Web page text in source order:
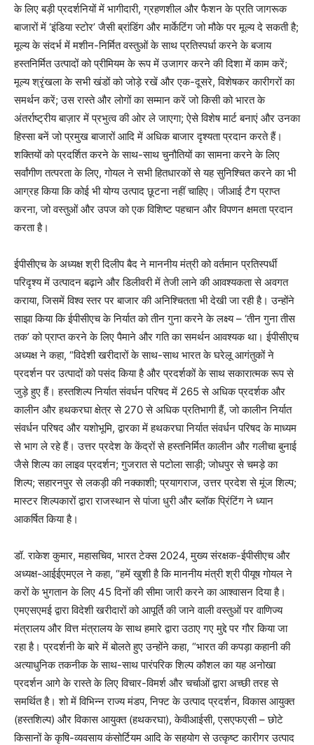
के लिए बड़ी प्रदर्शनियों में भागीदारी, ग्रहणशील और फैशन के प्रति जागरूक
बाजारों में ‘इंडिया स्टोर’ जैसी ब्रांडिंग और मार्केटिंग जो मौके पर मूल्य दे सकती है;
मूल्य के संदर्भ में मशीन-निर्मित वस्तुओं के साथ प्रतिस्पर्धा करने के बजाय
हस्तनिर्मित उत्पादों को प्रीमियम के रूप में उजागर करने की दिशा में काम करें;
मूल्य श्रृंखला के सभी खंडों को जोड़े रखें और एक-दूसरे, विशेषकर कारीगरों का
समर्थन करें; उस रास्ते और लोगों का सम्मान करें जो किसी को भारत के
अंतर्राष्ट्रीय बाज़ार में प्रभुत्व की ओर ले जाएगा; ऐसे विशेष मार्ट बनाएं और उनका
हिस्सा बनें जो प्रमुख बाजारों आदि में अधिक बाजार दृश्यता प्रदान करते हैं।
शक्तियों को प्रदर्शित करने के साथ-साथ चुनौतियों का सामना करने के लिए
सर्वांगीण तत्परता के लिए, गोयल ने सभी हितधारकों से यह सुनिश्चित करने का भी
आग्रह किया कि कोई भी योग्य उत्पाद छूटना नहीं चाहिए। जीआई टैग प्राप्त
करना, जो वस्तुओं और उपज को एक विशिष्ट पहचान और विपणन क्षमता प्रदान
करता है।
ईपीसीएच के अध्यक्ष श्री दिलीप बैद ने माननीय मंत्री को वर्तमान प्रतिस्पर्धी
परिदृश्य में उत्पादन बढ़ाने और डिलीवरी में तेजी लाने की आवश्यकता से अवगत
कराया, जिसमें विश्व स्तर पर बाजार की अनिश्चितता भी देखी जा रही है। उन्होंने
साझा किया कि ईपीसीएच के निर्यात को तीन गुना करने के लक्ष्य – ‘तीन गुना तीस
तक’ को प्राप्त करने के लिए पैमाने और गति का समर्थन आवश्यक था। ईपीसीएच
अध्यक्ष ने कहा, “विदेशी खरीदारों के साथ-साथ भारत के घरेलू आगंतुकों ने
प्रदर्शन पर उत्पादों को पसंद किया है और प्रदर्शकों के साथ सकारात्मक रूप से
जुड़े हुए हैं। हस्तशिल्प निर्यात संवर्धन परिषद में 265 से अधिक प्रदर्शक और
कालीन और हथकरघा क्षेत्र से 270 से अधिक प्रतिभागी हैं, जो कालीन निर्यात
संवर्धन परिषद और यशोभूमि, द्वारका में हथकरघा निर्यात संवर्धन परिषद के माध्यम
से भाग ले रहे हैं। उत्तर प्रदेश के केंद्रों से हस्तनिर्मित कालीन और गलीचा बुनाई
जैसे शिल्प का लाइव प्रदर्शन; गुजरात से पटोला साड़ी; जोधपुर से चमड़े का
शिल्प; सहारनपुर से लकड़ी की नक्काशी; प्रयागराज, उत्तर प्रदेश से मूंज शिल्प;
मास्टर शिल्पकारों द्वारा राजस्थान से पांजा धुरी और ब्लॉक प्रिंटिंग ने ध्यान
आकर्षित किया है।
डॉ. राकेश कुमार, महासचिव, भारत टेक्स 2024, मुख्य संरक्षक-ईपीसीएच और
अध्यक्ष-आईईएमएल ने कहा, “हमें खुशी है कि माननीय मंत्री श्री पीयूष गोयल ने
करों के भुगतान के लिए 45 दिनों की सीमा जारी करने का आश्वासन दिया है।
एमएसएमई द्वारा विदेशी खरीदारों को आपूर्ति की जाने वाली वस्तुओं पर वाणिज्य
मंत्रालय और वित्त मंत्रालय के साथ हमारे द्वारा उठाए गए मुद्दे पर गौर किया जा
रहा है। प्रदर्शनी के बारे में बोलते हुए उन्होंने कहा, “भारत की कपड़ा कहानी की
अत्याधुनिक तकनीक के साथ-साथ पारंपरिक शिल्प कौशल का यह अनोखा
प्रदर्शन आगे के रास्ते के लिए विचार-विमर्श और चर्चाओं द्वारा अच्छी तरह से
समर्थित है। शो में विभिन्न राज्य मंडप, निफ्ट के उत्पाद प्रदर्शन, विकास आयुक्त
(हस्तशिल्प) और विकास आयुक्त (हथकरघा), केवीआईसी, एसएफएसी – छोटे
किसानों के कृषि-व्यवसाय कंसोर्टियम आदि के सहयोग से उत्कृष्ट कारीगर उत्पाद